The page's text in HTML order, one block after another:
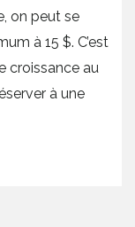
on peut se
à 15 $. C’est
croissance au
à une